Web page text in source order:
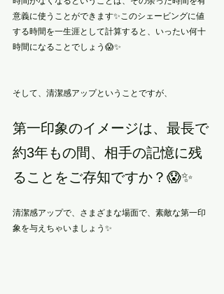
意義に使うことができます✨このシェービングに値
する時間を一生涯として計算すると、いったい何十
時間になることでしょう😱✨
そして、清潔感アップということですが、
第一印象のイメージは、最長で
約3年もの間、相手の記憶に残
ることをご存知ですか？😱✨
清潔感アップで、さまざまな場面で、素敵な第一印
象を与えちゃいましょう✨